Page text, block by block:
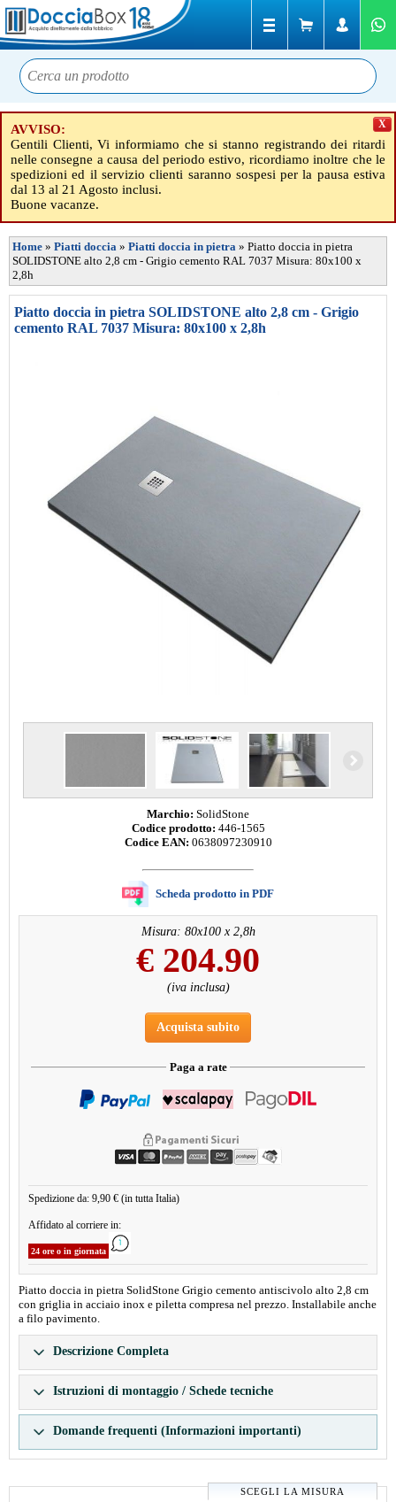
AVVISO:
Gentili Clienti, Vi informiamo che si stanno registrando dei ritardi
nelle consegne a causa del periodo estivo, ricordiamo inoltre che le
spedizioni ed il servizio clienti saranno sospesi per la pausa estiva
dal 13 al 21 Agosto inclusi.
Buone vacanze.
X
Home » Piatti doccia » Piatti doccia in pietra » Piatto doccia in pietra
SOLIDSTONE alto 2,8 cm - Grigio cemento RAL 7037 Misura: 80x100 x
2,8h
Piatto doccia in pietra SOLIDSTONE alto 2,8 cm - Grigio
cemento RAL 7037 Misura: 80x100 x 2,8h
Marchio: SolidStone
Codice prodotto: 446-1565
Codice EAN: 0638097230910
Scheda prodotto in PDF
Misura: 80x100 x 2,8h
€ 204.90
(iva inclusa)
Acquista subito
Paga a rate
Spedizione da: 9,90 € (in tutta Italia)
Affidato al corriere in:
24 ore o in giornata
Piatto doccia in pietra SolidStone Grigio cemento antiscivolo alto 2,8 cm
con griglia in acciaio inox e piletta compresa nel prezzo. Installabile anche
a filo pavimento.
Descrizione Completa
Istruzioni di montaggio / Schede tecniche
Domande frequenti (Informazioni importanti)
SCEGLI LA MISURA